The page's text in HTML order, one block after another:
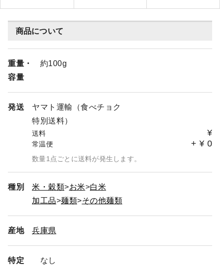
商品について
重量・
容量
約100g
発送
ヤマト運輸（食べチョク
特別送料）
送料 ¥
常温便 + ¥ 0
数量1点ごとに送料が発生します。
種別 米・穀類 お米
白米
加工品
麺類 その他麺類
産地 兵庫県
特定
なし